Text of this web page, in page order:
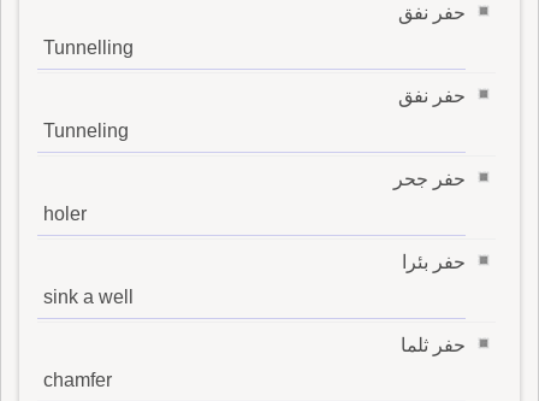
حفر نفق
Tunnelling
حفر نفق
Tunneling
حفر جحر
holer
حفر بئرا
sink a well
حفر ثلما
chamfer